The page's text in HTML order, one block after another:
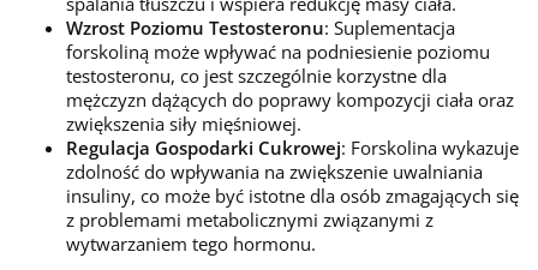
Wzrost Poziomu Testosteronu: Suplementacja
forskoliną może wpływać na podniesienie poziomu
testosteronu, co jest szczególnie korzystne dla
mężczyzn dążących do poprawy kompozycji ciała oraz
zwiększenia siły mięśniowej.
Regulacja Gospodarki Cukrowej: Forskolina wykazuje
zdolność do wpływania na zwiększenie uwalniania
insuliny, co może być istotne dla osób zmagających się
z problemami metabolicznymi związanymi z
wytwarzaniem tego hormonu.